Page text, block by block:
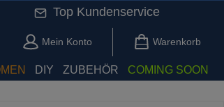
Top Kundenservice
Du hast 0 Produkte auf dem Merkzettel
Mein Konto Warenkorb
DIY ZUBEHÖR COMING SOON